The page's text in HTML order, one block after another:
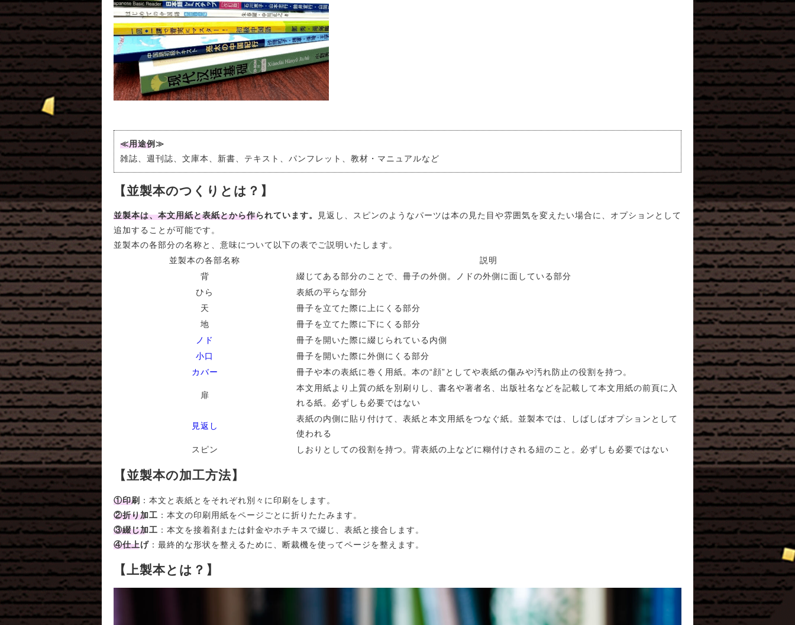
≪用途例≫
雑誌、週刊誌、文庫本、新書、テキスト、パンフレット、教材・マニュアルなど
【並製本のつくりとは？】
並製本は、本文用紙と表紙とから作られています。
見返し、スピンのようなパーツは本の見た目や雰囲気を変えたい場合に、オプションとして
追加することが可能です。
並製本の各部分の名称と、意味について以下の表でご説明いたします。
並製本の各部名称
説明
背
綴じてある部分のことで、冊子の外側。ノドの外側に面している部分
ひら
表紙の平らな部分
天
冊子を立てた際に上にくる部分
地
冊子を立てた際に下にくる部分
ノド
冊子を開いた際に綴じられている内側
小口
冊子を開いた際に外側にくる部分
カバー
冊子や本の表紙に巻く用紙。本の“顔”としてや表紙の傷みや汚れ防止の役割を持つ。
扉
本文用紙より上質の紙を別刷りし、書名や著者名、出版社名などを記載して本文用紙の前頁に入
れる紙。必ずしも必要ではない
見返し
表紙の内側に貼り付けて、表紙と本文用紙をつなぐ紙。並製本では、しばしばオプションとして
使われる
スピン
しおりとしての役割を持つ。背表紙の上などに糊付けされる紐のこと。必ずしも必要ではない
【並製本の加工方法】
①印刷 ：本文と表紙とをそれぞれ別々に印刷をします。
②折り加工 ：本文の印刷用紙をページごとに折りたたみます。
③綴じ加工 ：本文を接着剤または針金やホチキスで綴じ、表紙と接合します。
④仕上げ ：最終的な形状を整えるために、断裁機を使ってページを整えます。
【上製本とは？】